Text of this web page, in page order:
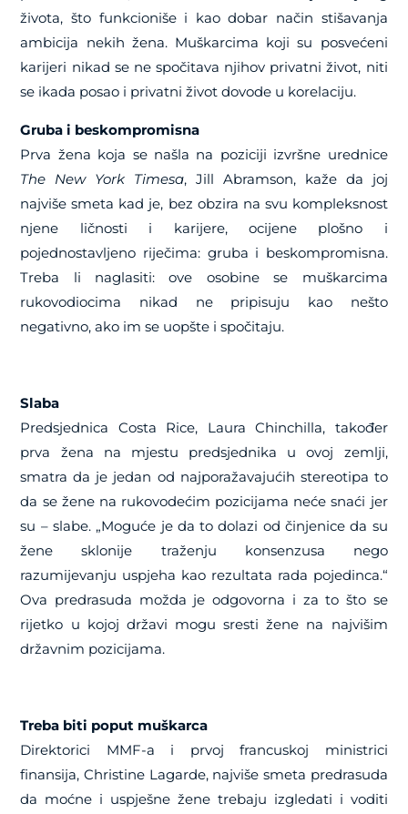
života, što funkcioniše i kao dobar način stišavanja
ambicija nekih žena. Muškarcima koji su posvećeni
karijeri nikad se ne spočitava njihov privatni život, niti
se ikada posao i privatni život dovode u korelaciju.
Gruba i beskompromisna
Prva žena koja se našla na poziciji izvršne urednice
The New York Timesa, Jill Abramson, kaže da joj
najviše smeta kad je, bez obzira na svu kompleksnost
njene ličnosti i karijere, ocijene plošno i
pojednostavljeno riječima: gruba i beskompromisna.
Treba li naglasiti: ove osobine se muškarcima
rukovodiocima nikad ne pripisuju kao nešto
negativno, ako im se uopšte i spočitaju.
Slaba
Predsjednica Costa Rice, Laura Chinchilla, također
prva žena na mjestu predsjednika u ovoj zemlji,
smatra da je jedan od najporažavajućih stereotipa to
da se žene na rukovodećim pozicijama neće snaći jer
su – slabe. „Moguće je da to dolazi od činjenice da su
žene sklonije traženju konsenzusa nego
razumijevanju uspjeha kao rezultata rada pojedinca.“
Ova predrasuda možda je odgovorna i za to što se
rijetko u kojoj državi mogu sresti žene na najvišim
državnim pozicijama.
Treba biti poput muškarca
Direktorici MMF-a i prvoj francuskoj ministrici
finansija, Christine Lagarde, najviše smeta predrasuda
da moćne i uspješne žene trebaju izgledati i voditi